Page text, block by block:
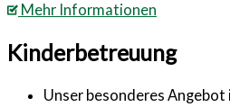
Mehr Informationen
Kinderbetreuung
Unser besonderes